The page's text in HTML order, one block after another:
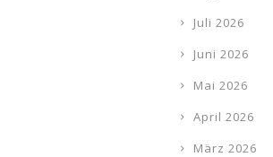
Juli 2026
Juni 2026
Mai 2026
April 2026
März 2026